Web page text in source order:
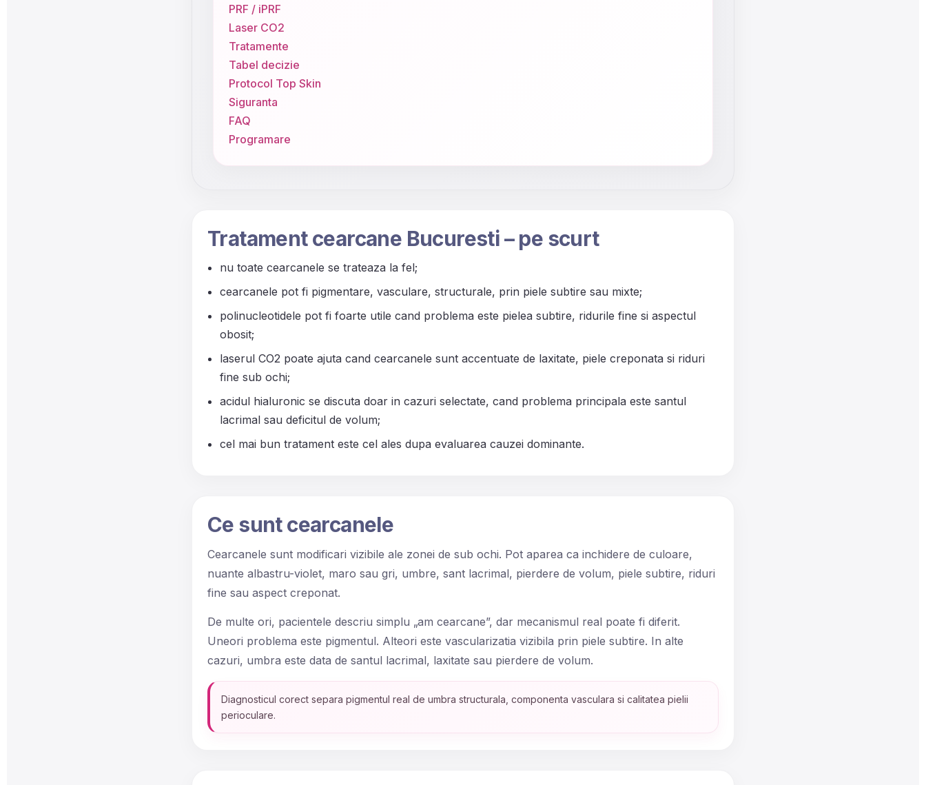
PRF / iPRF
Laser CO2
Tratamente
Tabel decizie
Protocol Top Skin
Siguranta
FAQ
Programare
Tratament cearcane Bucuresti – pe scurt
nu toate cearcanele se trateaza la fel;
cearcanele pot fi pigmentare, vasculare, structurale, prin piele subtire sau mixte;
polinucleotidele pot fi foarte utile cand problema este pielea subtire, ridurile fine si aspectul
obosit;
laserul CO2 poate ajuta cand cearcanele sunt accentuate de laxitate, piele creponata si riduri
fine sub ochi;
acidul hialuronic se discuta doar in cazuri selectate, cand problema principala este santul
lacrimal sau deficitul de volum;
cel mai bun tratament este cel ales dupa evaluarea cauzei dominante.
Ce sunt cearcanele
Cearcanele sunt modificari vizibile ale zonei de sub ochi. Pot aparea ca inchidere de culoare,
nuante albastru-violet, maro sau gri, umbre, sant lacrimal, pierdere de volum, piele subtire, riduri
fine sau aspect creponat.
De multe ori, pacientele descriu simplu „am cearcane”, dar mecanismul real poate fi diferit.
Uneori problema este pigmentul. Alteori este vascularizatia vizibila prin piele subtire. In alte
cazuri, umbra este data de santul lacrimal, laxitate sau pierdere de volum.
Diagnosticul corect separa pigmentul real de umbra structurala, componenta vasculara si calitatea pielii
perioculare.